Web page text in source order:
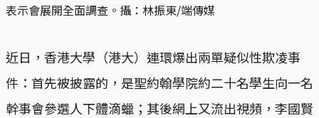
表示會展開全面調查。 攝：林振東/端傳媒
近日，香港大學（港大）連環爆出兩單疑似性欺凌事
件：首先被披露的，是聖約翰學院約二十名學生向一名
幹事會參選人下體滴蠟；其後網上又流出視頻，李國賢